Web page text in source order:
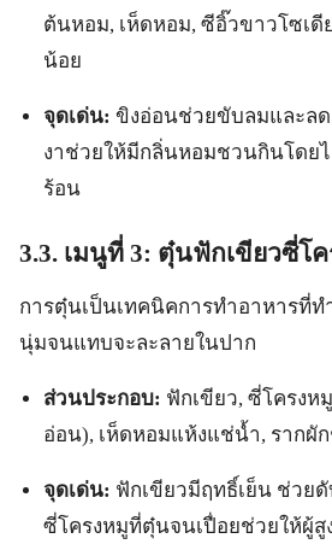
ต้นหอม, เห็ดหอม, ซีอิ๊วขาวโซเดี
น้อย
จุดเด่น: ขิงอ่อนช่วยขับลมและล
งาช่วยให้มีกลิ่นหอมชวนกินโดย
ร้อน
3.3. เมนูที่ 3: ตุ๋นฟักเขียวซี่โ
การตุ๋นเป็นเทคนิคการทำอาหารที่
นุ่มจนแทบจะละลายในปาก
ส่วนประกอบ: ฟักเขียว, ซี่โครงห
อ่อน), เห็ดหอมแห้งแช่น้ำ, รากผั
จุดเด่น: ฟักเขียวมีฤทธิ์เย็น ช่วย
ซี่โครงหมูที่ตุ๋นจนเปื่อยช่วยให้ผู้สู